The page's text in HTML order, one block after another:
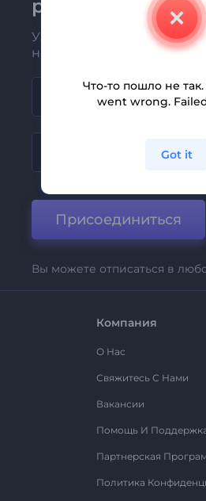
рассылке
Узнавайте о последних
новых предложениях
Присоединиться
Вы можете отписаться в
Компания
О Нас
Свяжитесь С Нами
Вакансии
Помощь И
Партнерская
Политика
Что-то пошло не
went wrong.
Got it